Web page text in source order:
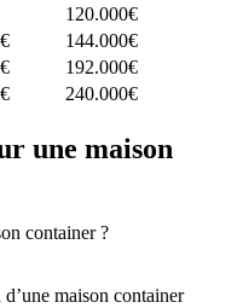
120.000€
144.000€
192.000€
240.000€
une maison
container ?
maison container